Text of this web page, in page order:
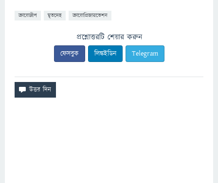
ক্রায়োস্লীপ মৃতদেহ ক্রায়োপ্রিজারভেশন
প্রশ্নোত্তরটি শেয়ার করুন
ফেসবুক লিঙ্কইডিন Telegram